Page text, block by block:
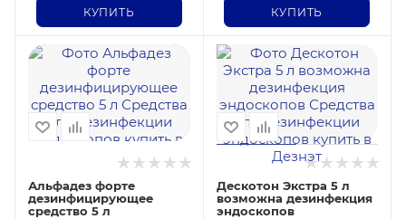
КУПИТЬ КУПИТЬ
Альфадез форте
дезинфицирующее
средство 5 л
Дескотон Экстра 5 л
возможна дезинфекция
эндоскопов